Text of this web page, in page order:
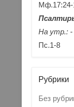
Мф.17:24-
На утр.: -
Пс.1-8
Рубрики
Без